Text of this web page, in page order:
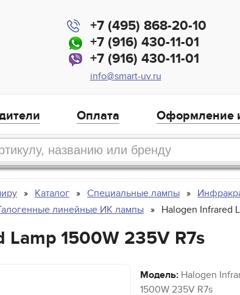
+7 (495) 868-20-10
+7 (916) 430-11-01
+7 (916) 430-11-01
info@smart-uv.ru
Оплата Оформление
Каталог Специальные лампы
линейные ИК лампы Halogen Infrared
Lamp 1500W 235V R7s
Модель: Halogen
1500W 235V R7s